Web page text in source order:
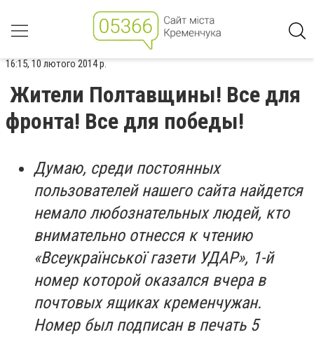
16:15, 10 лютого 2014 р.
Жители Полтавщины! Все для
фронта! Все для победы!
Думаю, среди постоянных
пользователей нашего сайта найдется
немало любознательных людей, кто
внимательно отнесся к чтению
«Всеукраїнської газети УДАР», 1-й
номер которой оказался вчера в
почтовых ящиках кременчужан.
Номер был подписан в печать 5